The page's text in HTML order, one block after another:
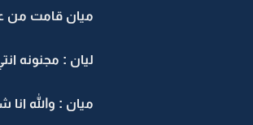
ميان قامت من
ليان : مجنونه
ميان : والله